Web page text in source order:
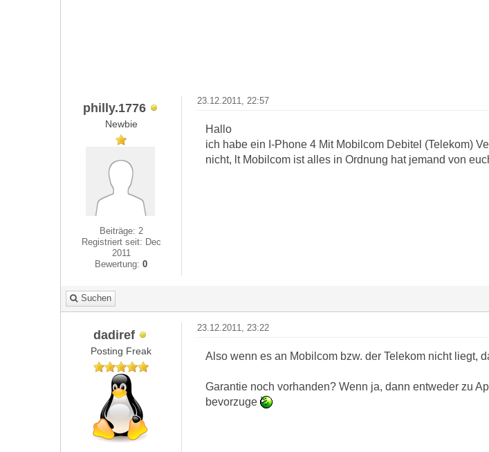
philly.1776
Newbie
Beiträge: 2
Registriert seit: Dec
2011
Bewertung:0
23.12.2011, 22:57
Hallo
ich habe ein I-Phone 4 Mit Mobilcom Debitel (Telekom)
nicht, lt Mobilcom ist alles in Ordnung hat jemand von
Suchen
dadiref
Posting Freak
23.12.2011, 23:22
Also wenn es an Mobilcom bzw. der Telekom nicht liegt,
Garantie noch vorhanden? Wenn ja, dann entweder zu
bevorzuge